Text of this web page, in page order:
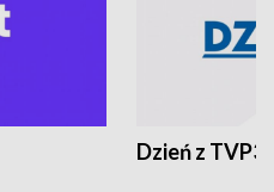
Dzień z TVP3